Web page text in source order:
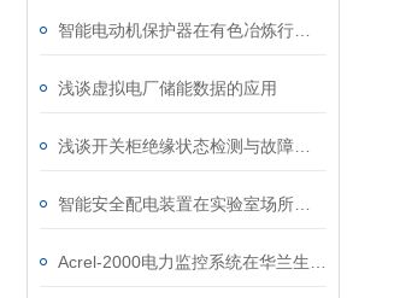
浅谈虚拟电厂储能数据的应用